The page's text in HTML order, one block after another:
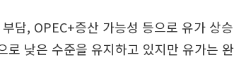
담, OPEC+증산 가능성 등으로 유가 상승
낮은 수준을 유지하고 있지만 유가는 완